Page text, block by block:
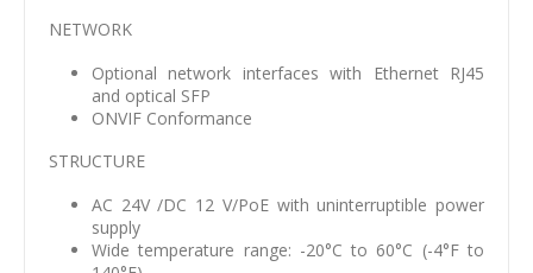
NETWORK
Optional network interfaces with Ethernet RJ45
and optical SFP
ONVIF Conformance
STRUCTURE
AC 24V /DC 12 V/PoE with uninterruptible power
supply
Wide temperature range: -20°C to 60°C (-4°F to